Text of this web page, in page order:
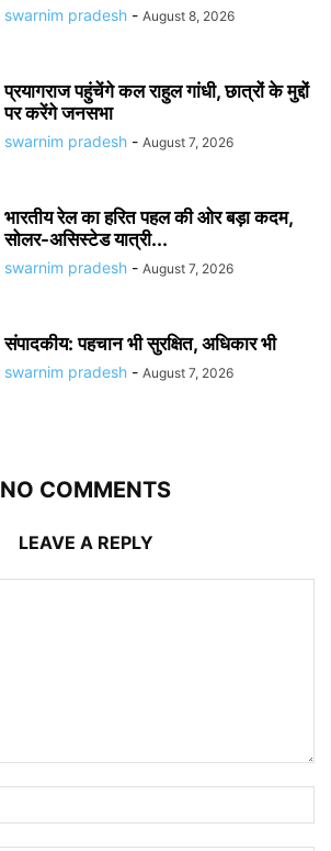
swarnim pradesh - August 8, 2026
प्रयागराज पहुंचेंगे कल राहुल गांधी, छात्रों के मुद्दों
पर करेंगे जनसभा
swarnim pradesh - August 7, 2026
भारतीय रेल का हरित पहल की ओर बड़ा कदम,
सोलर-असिस्टेड यात्री...
swarnim pradesh - August 7, 2026
संपादकीय: पहचान भी सुरक्षित, अधिकार भी
swarnim pradesh - August 7, 2026
NO COMMENTS
LEAVE A REPLY